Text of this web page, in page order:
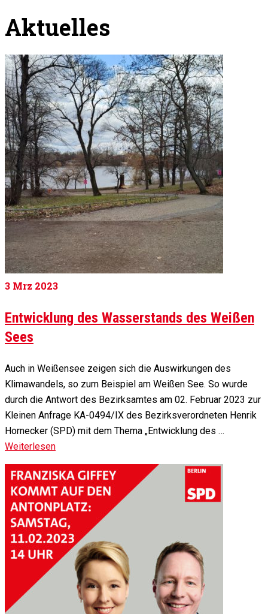
Aktuelles
3 Mrz 2023
Entwicklung des Wasserstands des Weißen
Sees
Auch in Weißensee zeigen sich die Auswirkungen des
Klimawandels, so zum Beispiel am Weißen See. So wurde
durch die Antwort des Bezirksamtes am 02. Februar 2023 zur
Kleinen Anfrage KA-0494/IX des Bezirksverordneten Henrik
Hornecker (SPD) mit dem Thema „Entwicklung des …
Weiterlesen